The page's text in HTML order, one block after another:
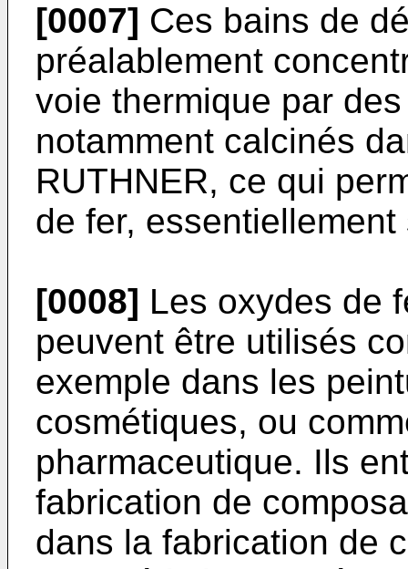
[0007] Ces bains de
préalablement
voie thermique par
notamment calcinés
RUTHNER, ce qui
de fer, essentiellement
[0008] Les oxydes de
peuvent être utilisés
exemple dans les
cosmétiques, ou
pharmaceutique. Ils
fabrication de
dans la fabrication de